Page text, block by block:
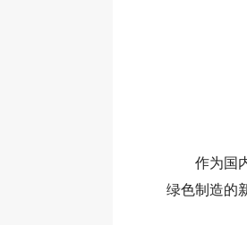
作为国
绿色制造的